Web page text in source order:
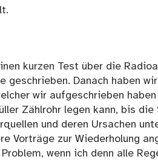
kurzen Test über die
geschrieben. Danach haben
wir aufgeschrieben
Zählrohr legen kann, bis
und deren Ursachen
Vorträge zur Wiederholung
wenn ich denn alle